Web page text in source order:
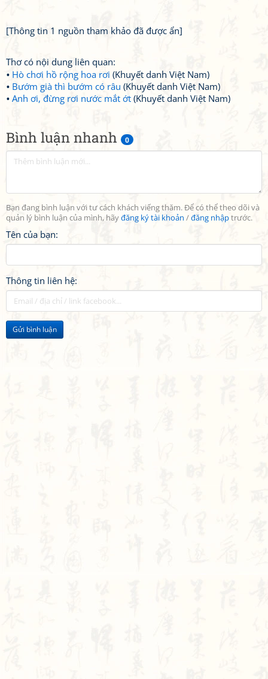
Bình luận nhanh 0
Bạn đang bình luận với tư cách khách viếng thăm. Để có thể theo dõi và
quản lý bình luận của mình, hãyđăng ký tài khoản /đăng nhậptrước.
Tên của bạn:
Thông tin liên hệ:
Gửi bình luận
[Thông tin 1 nguồn tham khảo đã được ẩn]
Thơ có nội dung liên quan:
Hò chơi hồ rộng hoa rơi (Khuyết danh Việt Nam)
Bướm già thì bướm có râu (Khuyết danh Việt Nam)
Anh ơi, đừng rơi nước mắt ớt (Khuyết danh Việt Nam)